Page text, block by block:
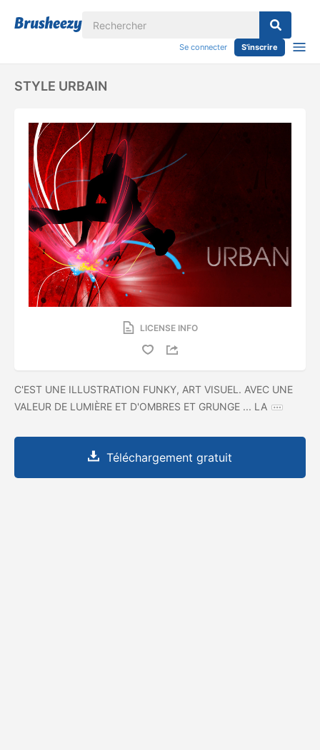
Se connecter S'inscrire
STYLE URBAIN
LICENSE INFO
C'EST UNE ILLUSTRATION FUNKY, ART VISUEL. AVEC UNE
VALEUR DE LUMIÈRE ET D'OMBRES ET GRUNGE ... LA
Téléchargement gratuit